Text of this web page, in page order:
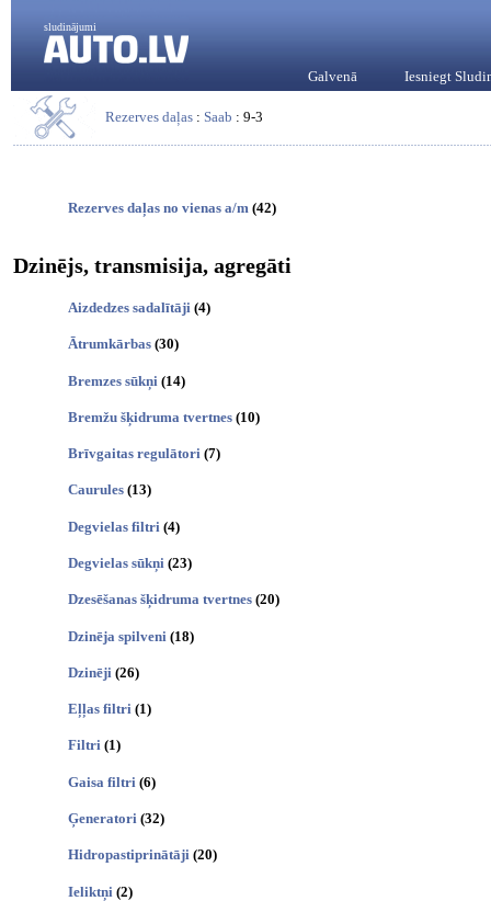
sludinājumi
Galvenā Iesniegt
Rezerves daļas : Saab : 9-3
Rezerves daļas no vienas a/m (42)
Dzinējs, transmisija, agregāti
Aizdedzes sadalītāji (4)
Ātrumkārbas (30)
Bremzes sūkņi (14)
Bremžu šķidruma tvertnes (10)
Brīvgaitas regulātori (7)
Caurules (13)
Degvielas filtri (4)
Degvielas sūkņi (23)
Dzesēšanas šķidruma tvertnes (20)
Dzinēja spilveni (18)
Dzinēji (26)
Eļļas filtri (1)
Filtri (1)
Gaisa filtri (6)
Ģeneratori (32)
Hidropastiprinātāji (20)
Ieliktņi (2)